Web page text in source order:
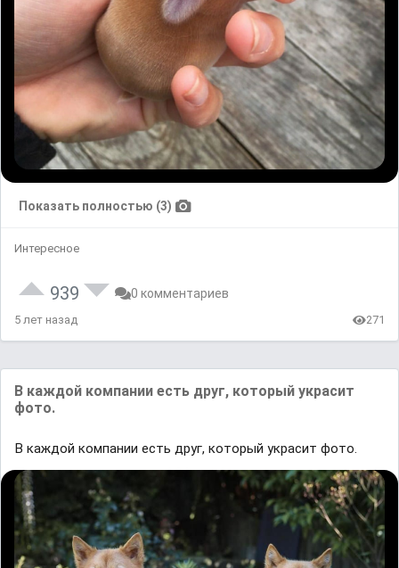
Показать полностью (3)
Интересное
939 0 комментариев
5 лет назад 271
В каждой компании есть друг, который украсит
фото.
В каждой компании есть друг, который украсит фото.